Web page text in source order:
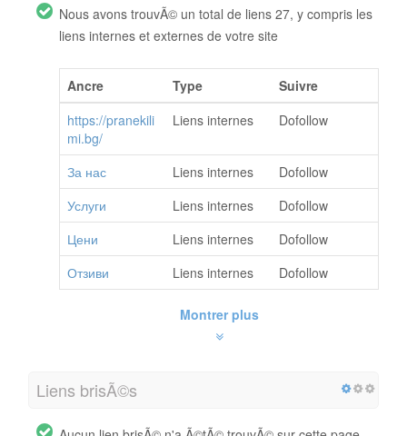
Nous avons trouvÃ© un total de liens 27, y compris les
liens internes et externes de votre site
Ancre Type
Suivre
https://pranekili
mi.bg/
Liens internes Dofollow
За нас Liens internes
Dofollow
Услуги
Liens internes
Dofollow
Цени
Liens internes
Dofollow
Отзиви
Liens internes Dofollow
Montrer plus
Liens brisÃ©s